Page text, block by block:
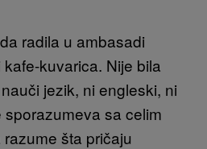
radila u ambasadi
kuvarica. Nije bila
jezik, ni engleski, ni
sa celim
šta pričaju